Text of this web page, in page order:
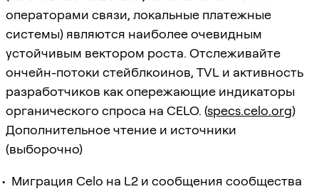
операторами связи, локальные платежные
системы) являются наиболее очевидным
устойчивым вектором роста. Отслеживайте
ончейн-потоки стейблкоинов, TVL и активность
разработчиков как опережающие индикаторы
органического спроса на CELO. (specs.celo.org)
Дополнительное чтение и источники
(выборочно)
Миграция Celo на L2 и сообщения сообщества